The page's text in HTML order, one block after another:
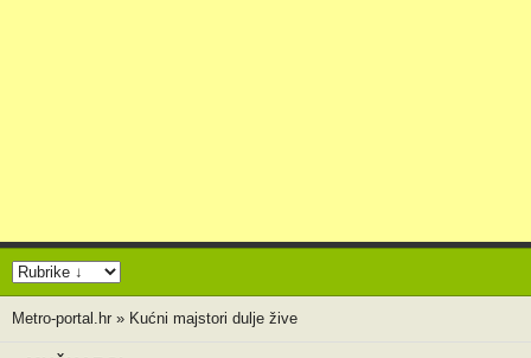
Metro-portal.hr » Kućni majstori dulje žive